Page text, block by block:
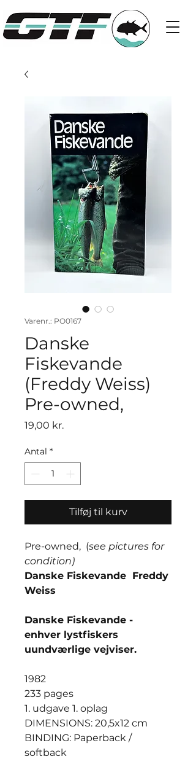
Varenr.: PO0167
Danske
Fiskevande
(Freddy Weiss)
Pre-owned,
19,00 kr.Pris
Antal *
Tilføj til kurv
Pre-owned, (see pictures for
condition)
Danske Fiskevande Freddy
Weiss
Danske Fiskevande -
enhver lystfiskers
uundværlige vejviser.
1982
233 pages
1. udgave 1. oplag
DIMENSIONS: 20,5x12 cm
BINDING: Paperback /
softback